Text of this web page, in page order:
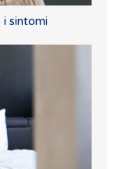
i sintomi